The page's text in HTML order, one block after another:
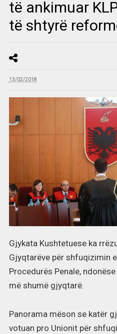
të ankimuar
të shtyrë
13/02/2018
Gjykata Kushtetuese ka
Gjyqtarëve për shfuqizimin
Procedurës Penale,
më shumë gjyqtarë.
Panorama mëson se katër
votuan pro Unionit për